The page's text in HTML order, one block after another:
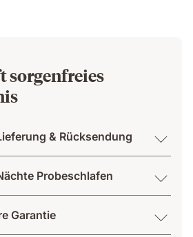
sorgenfreies
& Rücksendung
Probeschlafen
Garantie